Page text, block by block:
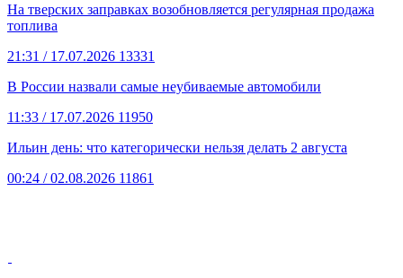
На тверских заправках возобновляется регулярная продажа
топлива
21:31 / 17.07.2026 13331
В России назвали самые неубиваемые автомобили
11:33 / 17.07.2026 11950
Ильин день: что категорически нельзя делать 2 августа
00:24 / 02.08.2026 11861